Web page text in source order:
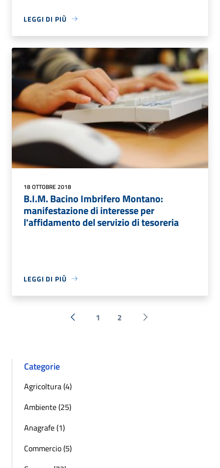
LEGGI DI PIÙ
18 OTTOBRE 2018
B.I.M. Bacino Imbrifero Montano:
manifestazione di interesse per
l'affidamento del servizio di tesoreria
LEGGI DI PIÙ
« Precedente
1 2 Successiva »
Categorie
Agricoltura (4)
Ambiente (25)
Anagrafe (1)
Commercio (5)